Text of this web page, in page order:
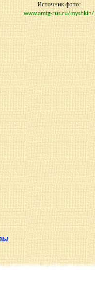
Источник фото:
www.amtg-rus.ru/myshkin/